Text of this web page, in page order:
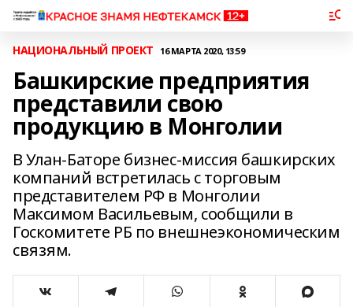
НАЦИОНАЛЬНЫЙ ПРОЕКТ 16 МАРТА 2020, 13:59
Башкирские предприятия
представили свою
продукцию в Монголии
В Улан-Баторе бизнес-миссия башкирских
компаний встретилась с торговым
представителем РФ в Монголии
Максимом Васильевым, сообщили в
Госкомитете РБ по внешнеэкономическим
связям.